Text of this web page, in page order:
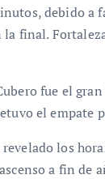
debido a
final.
fue el
el empate
los
a fin de